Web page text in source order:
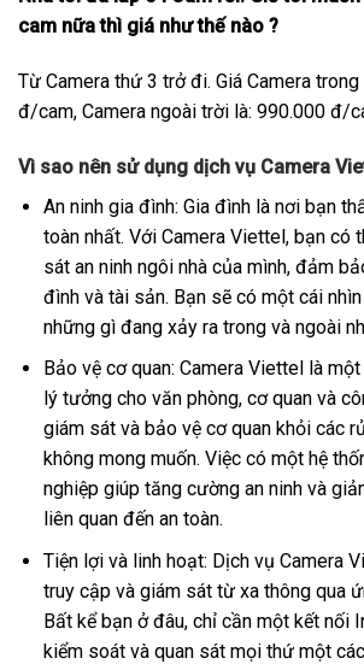
cam nữa thì giá như thế nào ?
Từ Camera thứ 3 trở đi. Giá Camera
đ/cam, Camera ngoài trời là: 990.000 đ/
Vì sao nên sử dụng dịch vụ Camera
An ninh gia đình: Gia đình là nơi bạn
toàn nhất. Với Camera Viettel, bạn có
sát an ninh ngôi nhà của mình, đảm
đình và tài sản. Bạn sẽ có một cái
những gì đang xảy ra trong và ngoài
Bảo vệ cơ quan: Camera Viettel là
lý tưởng cho văn phòng, cơ quan và
giám sát và bảo vệ cơ quan khỏi các
không mong muốn. Việc có một hệ
nghiệp giúp tăng cường an ninh và
liên quan đến an toàn.
Tiện lợi và linh hoạt: Dịch vụ Camera
truy cập và giám sát từ xa thông qua
Bất kể bạn ở đâu, chỉ cần một kết nối
kiểm soát và quan sát mọi thứ một